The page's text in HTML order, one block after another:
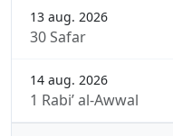
13 aug. 2026
30 Safar
14 aug. 2026
1 Rabi’ al-Awwal